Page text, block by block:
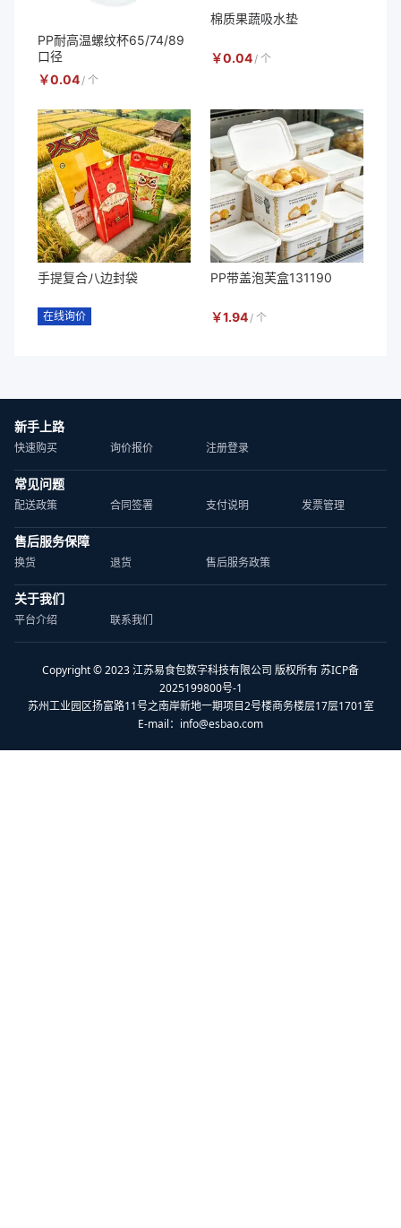
PP耐高温螺纹杯65/74/89
口径
￥0.04 / 个
棉质果蔬吸水垫
￥0.04 / 个
手提复合八边封袋
在线询价
PP带盖泡芙盒131190
￥1.94 / 个
新手上路
快速购买 询价报价 注册登录
常见问题
配送政策 合同签署 支付说明 发票管理
售后服务保障
换货 退货 售后服务政策
关于我们
平台介绍 联系我们
Copyright © 2023 江苏易食包数字科技有限公司 版权所有 苏ICP备
2025199800号-1
苏州工业园区扬富路11号之南岸新地一期项目2号楼商务楼层17层1701室
E-mail： info@esbao.com